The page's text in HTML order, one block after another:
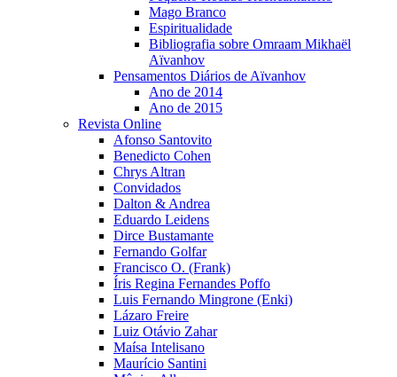
Mago Branco
Espiritualidade
Bibliografia sobre Omraam Mikhaël
Aïvanhov
Pensamentos Diários de Aïvanhov
Ano de 2014
Ano de 2015
Revista Online
Afonso Santovito
Benedicto Cohen
Chrys Altran
Convidados
Dalton & Andrea
Eduardo Leidens
Dirce Bustamante
Fernando Golfar
Francisco O. (Frank)
Íris Regina Fernandes Poffo
Luis Fernando Mingrone (Enki)
Lázaro Freire
Luiz Otávio Zahar
Maísa Intelisano
Maurício Santini